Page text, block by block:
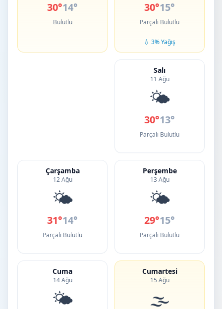
30°14°
Bulutlu
30°15°
Parçalı Bulutlu
💧 3% Yağış
Salı
11 Ağu
🌤️
30°13°
Parçalı Bulutlu
Çarşamba
12 Ağu
🌤️
31°14°
Parçalı Bulutlu
Perşembe
13 Ağu
🌤️
29°15°
Parçalı Bulutlu
Cuma
14 Ağu
🌤️
Cumartesi
15 Ağu
🌫️